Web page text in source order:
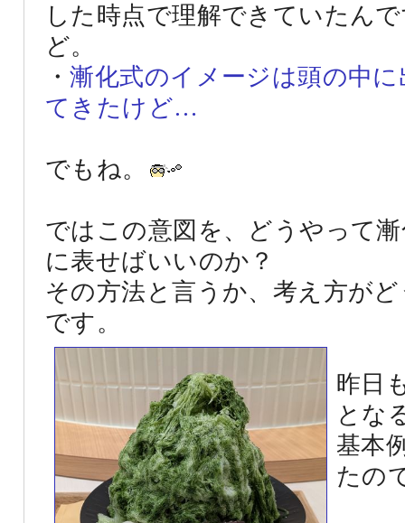
した時点で理解できていたん
ど。
・漸化式のイメージは頭の中に
てきたけど…
でもね。
ではこの意図を、どうやって
に表せばいいのか？
その方法と言うか、考え方が
です。
昨日
とな
基本
たの